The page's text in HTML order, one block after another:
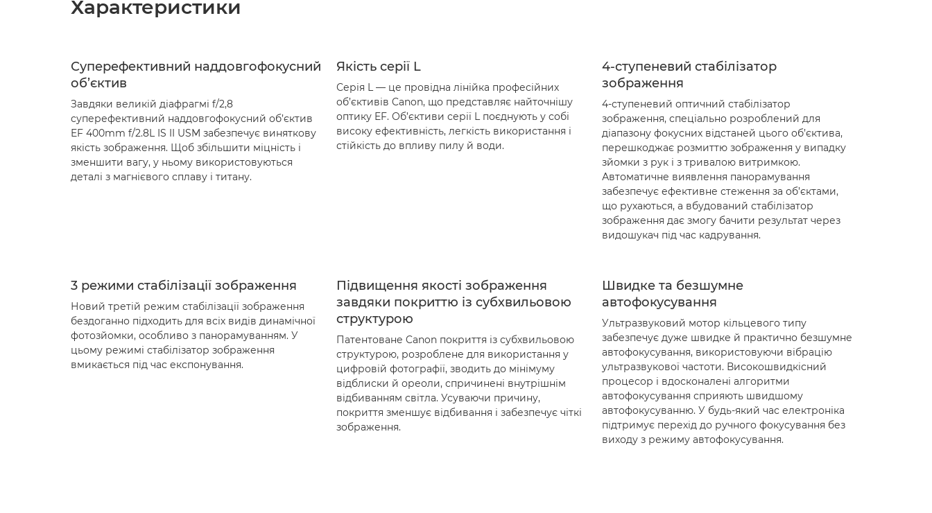
Характеристики
Суперефективний наддовгофокусний
об’єктив
Завдяки великій діафрагмі f/2,8
суперефективний наддовгофокусний об’єктив
EF 400mm f/2.8L IS II USM забезпечує виняткову
якість зображення. Щоб збільшити міцність і
зменшити вагу, у ньому використовуються
деталі з магнієвого сплаву і титану.
Якість серії L
Серія L — це провідна лінійка професійних
об’єктивів Canon, що представляє найточнішу
оптику EF. Об’єктиви серії L поєднують у собі
високу ефективність, легкість використання і
стійкість до впливу пилу й води.
4-ступеневий стабілізатор
зображення
4-ступеневий оптичний стабілізатор
зображення, спеціально розроблений для
діапазону фокусних відстаней цього об’єктива,
перешкоджає розмиттю зображення у випадку
зйомки з рук і з тривалою витримкою.
Автоматичне виявлення панорамування
забезпечує ефективне стеження за об’єктами,
що рухаються, а вбудований стабілізатор
зображення дає змогу бачити результат через
видошукач під час кадрування.
3 режими стабілізації зображення
Новий третій режим стабілізації зображення
бездоганно підходить для всіх видів динамічної
фотозйомки, особливо з панорамуванням. У
цьому режимі стабілізатор зображення
вмикається під час експонування.
Підвищення якості зображення
завдяки покриттю із субхвильовою
структурою
Патентоване Canon покриття із субхвильовою
структурою, розроблене для використання у
цифровій фотографії, зводить до мінімуму
відблиски й ореоли, спричинені внутрішнім
відбиванням світла. Усуваючи причину,
покриття зменшує відбивання і забезпечує чіткі
зображення.
Швидке та безшумне
автофокусування
Ультразвуковий мотор кільцевого типу
забезпечує дуже швидке й практично безшумне
автофокусування, використовуючи вібрацію
ультразвукової частоти. Високошвидкісний
процесор і вдосконалені алгоритми
автофокусування сприяють швидшому
автофокусуванню. У будь-який час електроніка
підтримує перехід до ручного фокусування без
виходу з режиму автофокусування.